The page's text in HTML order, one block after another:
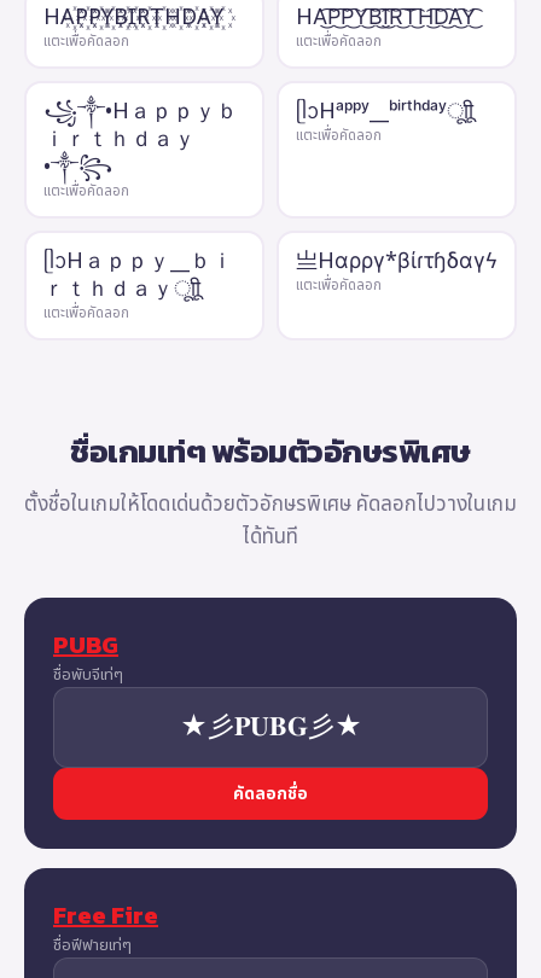
HA꙰P꙰P꙰Y꙰B꙰I꙰R꙰T꙰H꙰D꙰A꙰Y꙰
แตะเพื่อคัดลอก
HA͜͡P͜͡P͜͡Y͜͡B͜͡I͜͡R͜͡T͜͡H͜͡D͜͡A͜͡Y͜͡
แตะเพื่อคัดลอก
꧁༒•Hａｐｐｙｂ
ｉｒｔｈｄａｙ
•༒꧂
แตะเพื่อคัดลอก
ᥫᩣHᵃᵖᵖʸ__ᵇⁱʳᵗʰᵈᵃʸㅤूाीू
แตะเพื่อคัดลอก
ᥫᩣHａｐｐｙ__ｂｉ
ｒｔｈｄａｙㅤूाीू
แตะเพื่อคัดลอก
亗Hαρργ*βίɾτɧδαγϟ
แตะเพื่อคัดลอก
ชื่อเกมเท่ๆ พร้อมตัวอักษรพิเศษ
ตั้งชื่อในเกมให้โดดเด่นด้วยตัวอักษรพิเศษ คัดลอกไปวางในเกม
ได้ทันที
PUBG
ชื่อพับจีเท่ๆ
★彡𝐏𝐔𝐁𝐆彡★
คัดลอกชื่อ
Free Fire
ชื่อฟีฟายเท่ๆ